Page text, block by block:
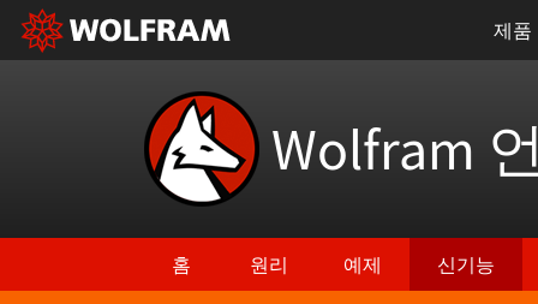
제품
Wolfram
홈 원리 예제 신기능